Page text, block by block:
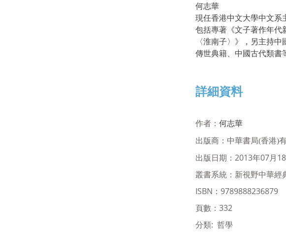
何志華
現任香港中文大學中文系
包括專著《文子著作年代
〈淮南子〉》，另主持
傳世典籍、中國古代類書
詳細資料
作者： 何志華
出版商： 中華書局(香港)
出版日期：2013年07月
叢書系統：新視野中華經
ISBN ： 9789888236879
頁數：332
分類: 哲學